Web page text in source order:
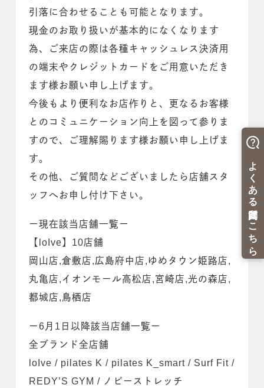
引落に合わせることも可能となります。
現金のお取り扱いが基本的になくなります
為、ご来店の際は各種キャッシュレス決済用
の端末やクレジットカードをご用意いただき
ます様お願い申し上げます。
今後もより便利なお店作りと、更なるお客様
とのコミュニケーション向上を図って参りま
すので、ご理解賜ります様お願い申し上げま
す。
その他、ご質問などございましたら店舗スタ
ッフへお申し付け下さい。
ー現在該当店舗一覧ー
【loIve】10店舗
岡山店,倉敷店,広島府中店,ゆめタウン姫路店,
丸亀店,イオンモール高松店,宮崎店,光の森店,
都城店,鳥栖店
ー6月1日以降該当店舗一覧ー
全ブランド全店舗
loIve / pilates K / pilates K_smart / Surf Fit /
REDY’S GYM / ノビーストレッチ